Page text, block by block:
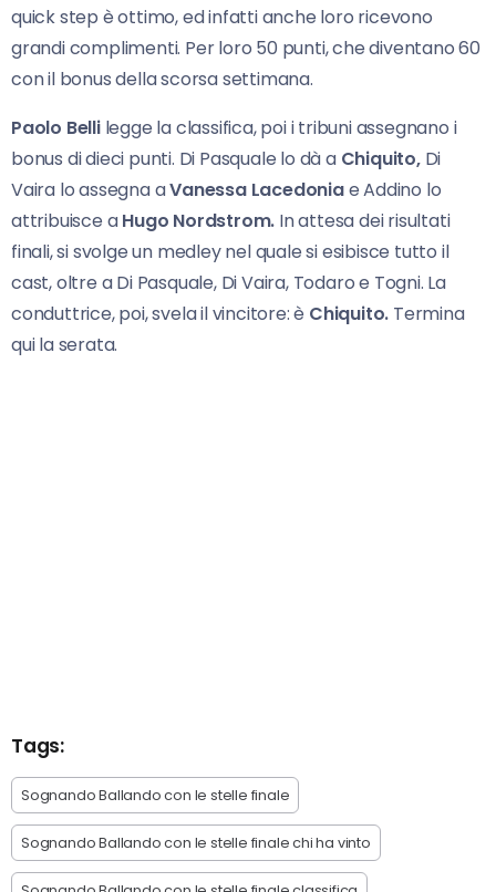
quick step è ottimo, ed infatti anche loro ricevono
grandi complimenti. Per loro 50 punti, che diventano 60
con il bonus della scorsa settimana.
Paolo Bellilegge la classifica, poi i tribuni assegnano i
bonus di dieci punti. Di Pasquale lo dà a Chiquito,Di
Vaira lo assegna aVanessa Lacedoniae Addino lo
attribuisce aHugo Nordstrom. In attesa dei risultati
finali, si svolge un medley nel quale si esibisce tutto il
cast, oltre a Di Pasquale, Di Vaira, Todaro e Togni. La
conduttrice, poi, svela il vincitore: è Chiquito. Termina
qui la serata.
Tags:
Sognando Ballando con le stelle finale
Sognando Ballando con le stelle finale chi ha vinto